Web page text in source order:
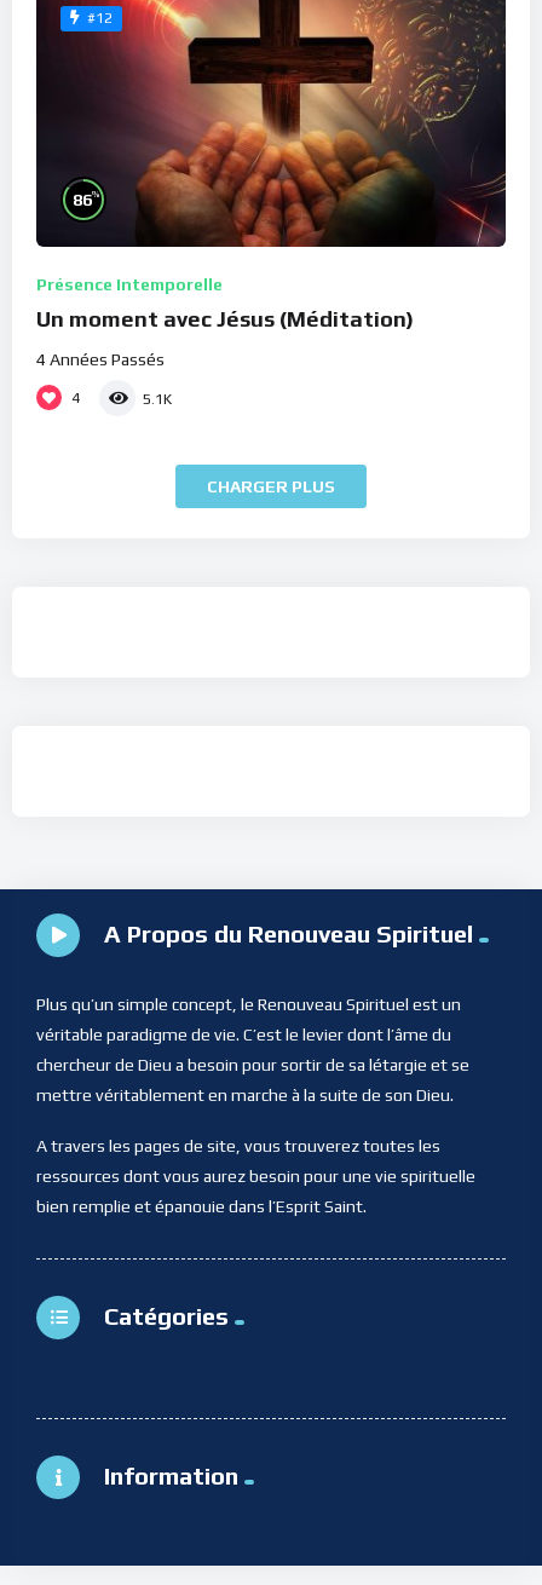
#12
86%
Présence Intemporelle
Un moment avec Jésus (Méditation)
4 Années Passés
4 5.1K
CHARGER PLUS
A Propos du Renouveau Spirituel
Plus qu’un simple concept, le Renouveau Spirituel est un
véritable paradigme de vie. C’est le levier dont l’âme du
chercheur de Dieu a besoin pour sortir de sa létargie et se
mettre véritablement en marche à la suite de son Dieu.
A travers les pages de site, vous trouverez toutes les
ressources dont vous aurez besoin pour une vie spirituelle
bien remplie et épanouie dans l’Esprit Saint.
Catégories
Information